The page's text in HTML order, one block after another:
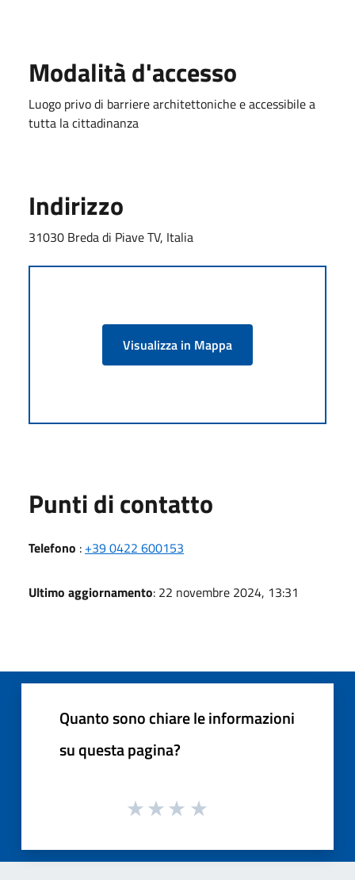
Modalità d'accesso
Luogo privo di barriere architettoniche e accessibile a
tutta la cittadinanza
Indirizzo
31030 Breda di Piave TV, Italia
Visualizza in Mappa
Punti di contatto
Telefono : +39 0422 600153
Ultimo aggiornamento: 22 novembre 2024, 13:31
Quanto sono chiare le informazioni
su questa pagina?